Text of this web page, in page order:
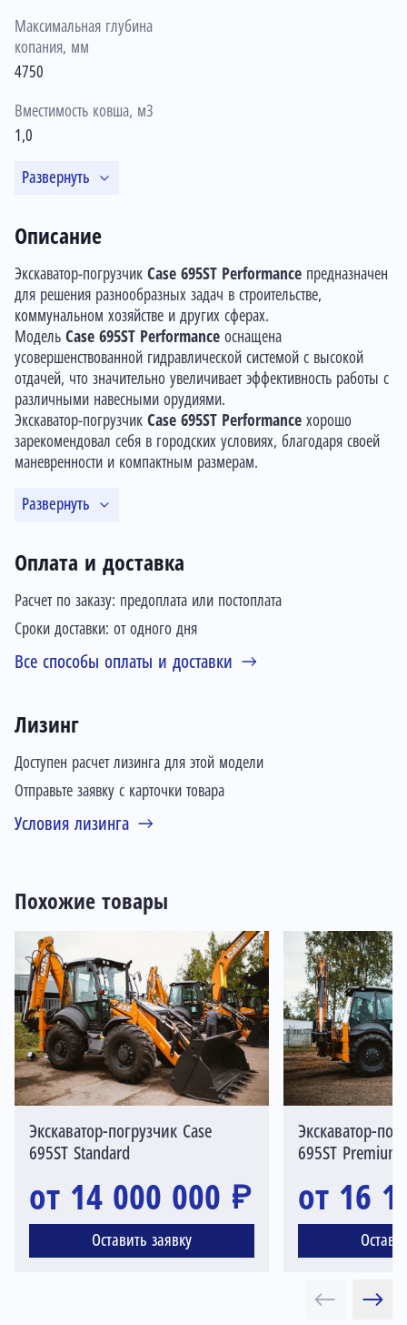
Максимальная глубина
копания, мм
4750
Вместимость ковша, м3
1,0
Развернуть
Оплата и доставка
Расчет по заказу: предоплата или постоплата
Сроки доставки: от одного дня
Все способы оплаты и доставки
Лизинг
Доступен расчет лизинга для этой модели
Отправьте заявку с карточки товара
Условия лизинга
Описание
Экскаватор-погрузчик Case 695ST Performance предназначен
для решения разнообразных задач в строительстве,
коммунальном хозяйстве и других сферах.
Модель Case 695ST Performance оснащена
усовершенствованной гидравлической системой с высокой
отдачей, что значительно увеличивает эффективность работы с
различными навесными орудиями.
Экскаватор-погрузчик Case 695ST Performance хорошо
зарекомендовал себя в городских условиях, благодаря своей
маневренности и компактным размерам.
Развернуть
Похожие товары
Экскаватор-погрузчик Case
695ST Standard
от 14 000 000 ₽
Оставить заявку
Экскаватор-
695ST Premium
от 16